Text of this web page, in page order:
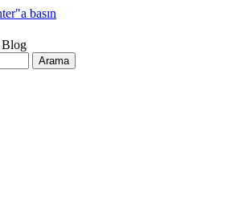
basın
Blog